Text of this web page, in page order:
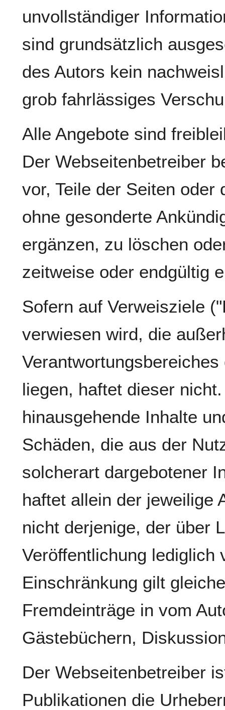
unvollständiger
sind grundsätzlich
des Autors kein
grob fahrlässiges
Alle Angebote sind
Der Webseitenbetreiber
vor, Teile der Seiten oder
ohne gesonderte
ergänzen, zu löschen
zeitweise oder endgültig
Sofern auf Verweisziele
verwiesen wird, die
liegen, haftet dieser
hinausgehende Inhalte
Schäden, die aus der
solcherart dargebotener
haftet allein der jeweilige
nicht derjenige, der über
Veröffentlichung lediglich
Einschränkung gilt
Fremdeinträge in vom
Gästebüchern,
Der Webseitenbetreiber
Publikationen die